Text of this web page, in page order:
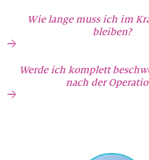
Wie lange muss ich im
bleiben?
Werde ich komplett
nach der